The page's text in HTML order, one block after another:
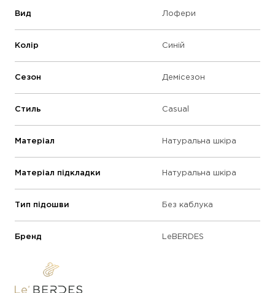
Вид Лофери
Колір Синій
Сезон Демісезон
Стиль Casual
Матеріал Натуральна шкіра
Матеріал підкладки Натуральна шкіра
Тип підошви Без каблука
Бренд LeBERDES